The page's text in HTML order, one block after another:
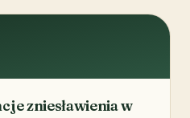
zniesławienia w